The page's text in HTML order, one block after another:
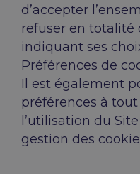
d’accepter
refuser en totalité
indiquant ses
Préférences de
Il est également
préférences à
l’utilisation du
gestion des